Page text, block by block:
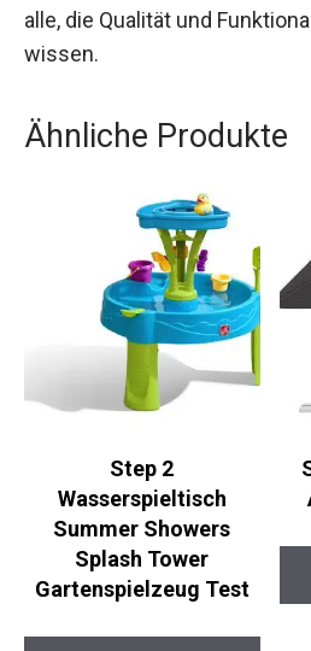
alle, die Qualität und
wissen.
Ähnliche Produkte
Step 2
Wasserspieltisch
Summer Showers
Splash Tower
Gartenspielzeug Test